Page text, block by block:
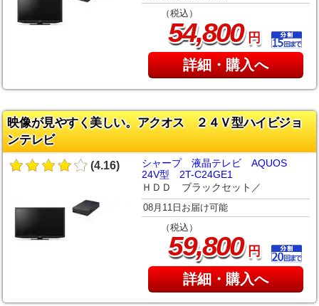
（税込）
54,800円
詳細・購入へ
映像が見やすく美しい。アクオス ２４Ｖ型ハイビジョ
ンテレビ
(4.16)
シャープ 液晶テレビ AQUOS
24V型 2T-C24GE1
ＨＤＤ ブラックセット／
08月11日お届け可能
（税込）
59,800円
詳細・購入へ